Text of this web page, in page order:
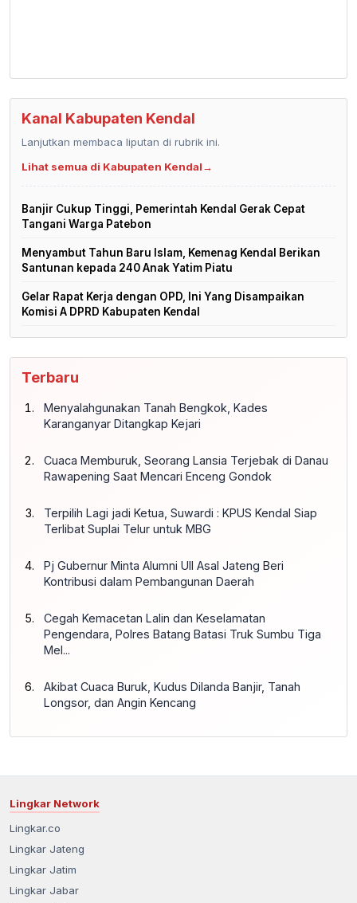
Kanal Kabupaten Kendal
Lanjutkan membaca liputan di rubrik ini.
Lihat semua di Kabupaten Kendal→
Banjir Cukup Tinggi, Pemerintah Kendal Gerak Cepat
Tangani Warga Patebon
Menyambut Tahun Baru Islam, Kemenag Kendal Berikan
Santunan kepada 240 Anak Yatim Piatu
Gelar Rapat Kerja dengan OPD, Ini Yang Disampaikan
Komisi A DPRD Kabupaten Kendal
Terbaru
Menyalahgunakan Tanah Bengkok, Kades
Karanganyar Ditangkap Kejari
Cuaca Memburuk, Seorang Lansia Terjebak di Danau
Rawapening Saat Mencari Enceng Gondok
Terpilih Lagi jadi Ketua, Suwardi : KPUS Kendal Siap
Terlibat Suplai Telur untuk MBG
Pj Gubernur Minta Alumni UII Asal Jateng Beri
Kontribusi dalam Pembangunan Daerah
Cegah Kemacetan Lalin dan Keselamatan
Pengendara, Polres Batang Batasi Truk Sumbu Tiga
Mel...
Akibat Cuaca Buruk, Kudus Dilanda Banjir, Tanah
Longsor, dan Angin Kencang
Lingkar Network
Lingkar.co
Lingkar Jateng
Lingkar Jatim
Lingkar Jabar